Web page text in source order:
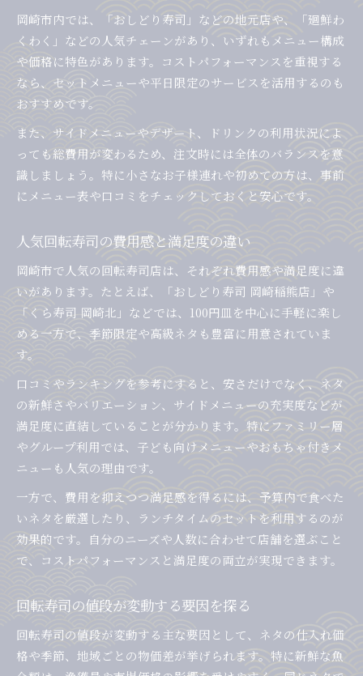
岡崎市内では、「おしどり寿司」などの地元店や、「廻鮮わ
くわく」などの人気チェーンがあり、いずれもメニュー構成
や価格に特色があります。コストパフォーマンスを重視する
なら、セットメニューや平日限定のサービスを活用するのも
おすすめです。
また、サイドメニューやデザート、ドリンクの利用状況によ
っても総費用が変わるため、注文時には全体のバランスを意
識しましょう。特に小さなお子様連れや初めての方は、事前
にメニュー表や口コミをチェックしておくと安心です。
人気回転寿司の費用感と満足度の違い
岡崎市で人気の回転寿司店は、それぞれ費用感や満足度に違
いがあります。たとえば、「おしどり寿司 岡崎稲熊店」や
「くら寿司 岡崎北」などでは、100円皿を中心に手軽に楽し
める一方で、季節限定や高級ネタも豊富に用意されていま
す。
口コミやランキングを参考にすると、安さだけでなく、ネタ
の新鮮さやバリエーション、サイドメニューの充実度などが
満足度に直結していることが分かります。特にファミリー層
やグループ利用では、子ども向けメニューやおもちゃ付きメ
ニューも人気の理由です。
一方で、費用を抑えつつ満足感を得るには、予算内で食べた
いネタを厳選したり、ランチタイムのセットを利用するのが
効果的です。自分のニーズや人数に合わせて店舗を選ぶこと
で、コストパフォーマンスと満足度の両立が実現できます。
回転寿司の値段が変動する要因を探る
回転寿司の値段が変動する主な要因として、ネタの仕入れ価
格や季節、地域ごとの物価差が挙げられます。特に新鮮な魚